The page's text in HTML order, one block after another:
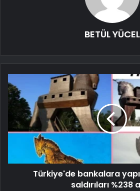
BETÜL YÜCEL
Türkiye'de bankalara
saldırıları %238